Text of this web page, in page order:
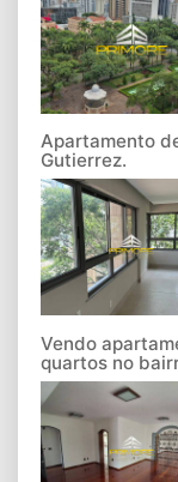
Apartamento
Gutierrez.
Vendo
quartos no